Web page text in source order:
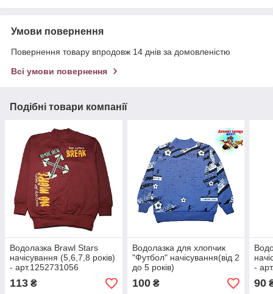
Умови повернення
Повернення товару впродовж 14 днів за домовленістю
Всі умови повернення
Подібні товари компанії
Водолазка Brawl Stars
начісування (5,6,7,8 років)
- арт.1252731056
113 ₴
Водолазка для хлопчик
"Футбол" начісування(від 2
до 5 років)
100₴
-
90